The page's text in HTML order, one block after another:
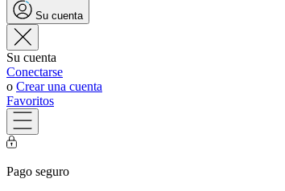
Su cuenta
Su cuenta
Conectarse
o Crear una cuenta
Favoritos
Pago seguro